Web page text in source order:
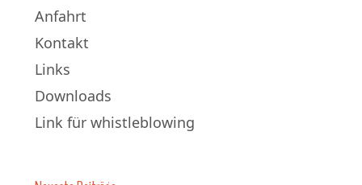
Anfahrt
Kontakt
Links
Downloads
Link für whistleblowing